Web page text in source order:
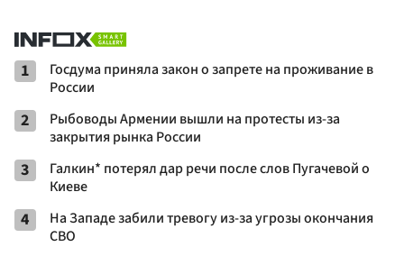
1
Госдума приняла закон о запрете на проживание в
России
2
Рыбоводы Армении вышли на протесты из-за
закрытия рынка России
3
Галкин* потерял дар речи после слов Пугачевой о
Киеве
4
На Западе забили тревогу из-за угрозы окончания
СВО